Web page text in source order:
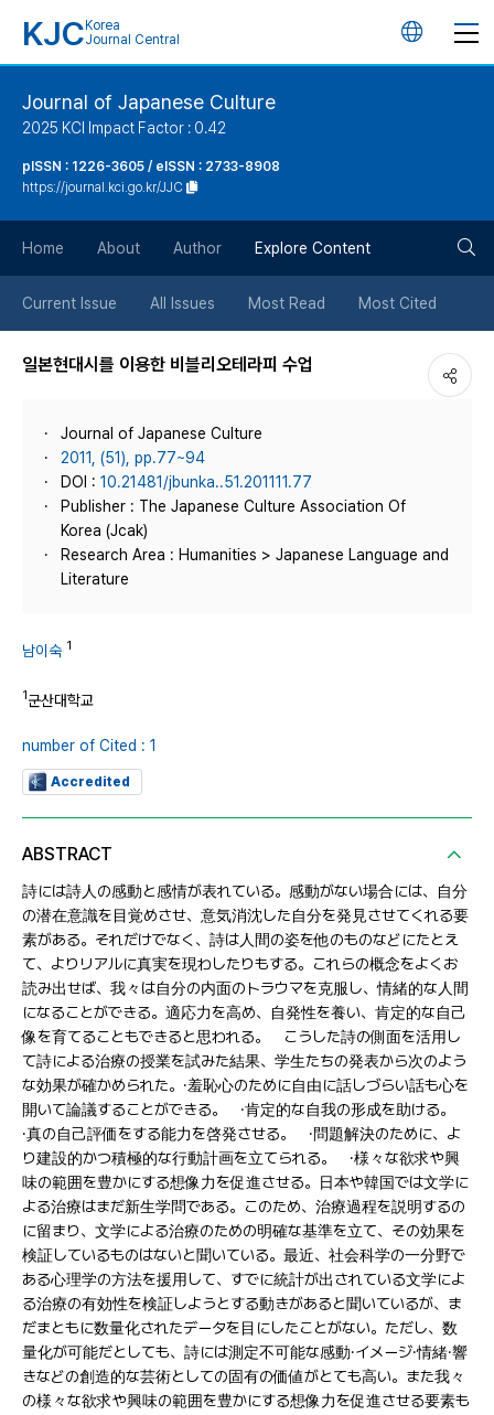
KJC Korea
Journal Central
언
튼
Journal of Japanese Culture
2025 KCI Impact Factor : 0.42
pISSN : 1226-3605 / eISSN : 2733-8908
https://journal.kci.go.kr/JJC
Home About Author Explore Content
Current Issue All Issues Most Read Most Cited
일본현대시를 이용한 비블리오테라피 수업
Journal of Japanese Culture
2011, (51), pp.77~94
DOI : 10.21481/jbunka..51.201111.77
Publisher : The Japanese Culture Association Of
Korea (Jcak)
Research Area : Humanities > Japanese Language and
Literature
남이숙 1
1군산대학교
number of Cited : 1
Accredited
ABSTRACT
詩には詩人の感動と感情が表れている。感動がない場合には、自分
の潜在意識を目覚めさせ、意気消沈した自分を発見させてくれる要
素がある。それだけでなく、詩は人間の姿を他のものなどにたとえ
て、よりリアルに真実を現わしたりもする。これらの概念をよくお
読み出せば、我々は自分の内面のトラウマを克服し、情緒的な人間
になることができる。適応力を高め、自発性を養い、肯定的な自己
像を育てることもできると思われる。 こうした詩の側面を活用し
て詩による治療の授業を試みた結果、学生たちの発表から次のよう
な効果が確かめられた。·羞恥心のために自由に話しづらい話も心を
開いて論議することができる。 ·肯定的な自我の形成を助ける。
·真の自己評価をする能力を啓発させる。 ·問題解決のために、よ
り建設的かつ積極的な行動計画を立てられる。 ·様々な欲求や興
味の範囲を豊かにする想像力を促進させる。日本や韓国では文学に
よる治療はまだ新生学問である。このため、治療過程を説明するの
に留まり、文学による治療のための明確な基準を立て、その効果を
検証しているものはないと聞いている。最近、社会科学の一分野で
ある心理学の方法を援用して、すでに統計が出されている文学によ
る治療の有効性を検証しようとする動きがあると聞いているが、ま
だまともに数量化されたデータを目にしたことがない。ただし、数
量化が可能だとしても、詩には測定不可能な感動·イメージ·情緒·響
きなどの創造的な芸術としての固有の価値がとても高い。また我々
の様々な欲求や興味の範囲を豊かにする想像力を促進させる要素も